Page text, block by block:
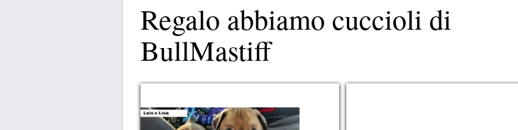
Regalo abbiamo cuccioli di
BullMastiff